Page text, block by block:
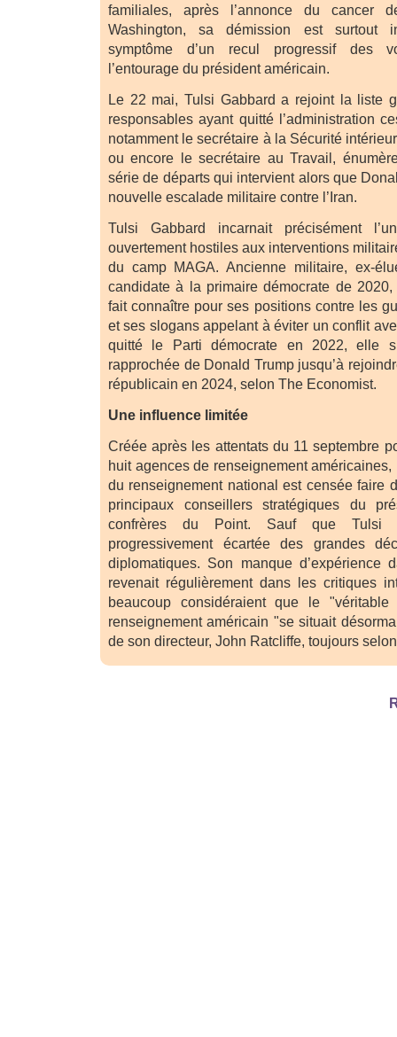
familiales, après l’annonce du cancer
Washington, sa démission est surtout
symptôme d’un recul progressif des
l’entourage du président américain.
Le 22 mai, Tulsi Gabbard a rejoint la liste
responsables ayant quitté l’administration
notamment le secrétaire à la Sécurité
ou encore le secrétaire au Travail,
série de départs qui intervient alors que
nouvelle escalade militaire contre l’Iran.
Tulsi Gabbard incarnait précisément
ouvertement hostiles aux interventions
du camp MAGA. Ancienne militaire, ex-
candidate à la primaire démocrate de 2020,
fait connaître pour ses positions contre les
et ses slogans appelant à éviter un conflit
quitté le Parti démocrate en 2022, elle
rapprochée de Donald Trump jusqu’à
républicain en 2024, selon The Economist.
Une influence limitée
Créée après les attentats du 11 septembre
huit agences de renseignement
du renseignement national est censée faire
principaux conseillers stratégiques du
confrères du Point. Sauf que Tulsi
progressivement écartée des grandes
diplomatiques. Son manque d’expérience
revenait régulièrement dans les critiques
beaucoup considéraient que le
renseignement américain "se situait
de son directeur, John Ratcliffe, toujours